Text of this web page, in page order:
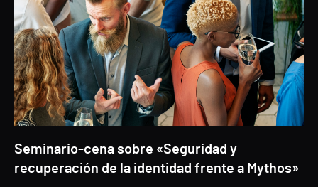
Seminario-cena sobre «Seguridad y
recuperación de la identidad frente a Mythos»